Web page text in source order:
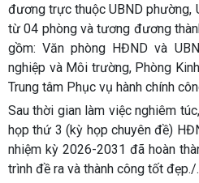
đương trực thuộc UBND phường,
từ 04 phòng và tương đương
gồm: Văn phòng HĐND và
nghiệp và Môi trường, Phòng
Trung tâm Phục vụ hành chính
Sau thời gian làm việc nghiêm
họp thứ 3 (kỳ họp chuyên đề)
nhiệm kỳ 2026-2031 đã hoàn
trình đề ra và thành công tốt đẹp./.